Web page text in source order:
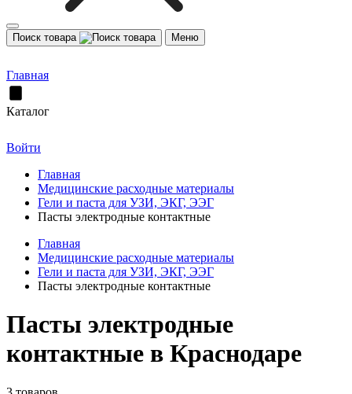
Поиск товара Меню
Главная
Каталог
Войти
Главная
Медицинские расходные материалы
Гели и паста для УЗИ, ЭКГ, ЭЭГ
Пасты электродные контактные
Главная
Медицинские расходные материалы
Гели и паста для УЗИ, ЭКГ, ЭЭГ
Пасты электродные контактные
Пасты электродные
контактные в Краснодаре